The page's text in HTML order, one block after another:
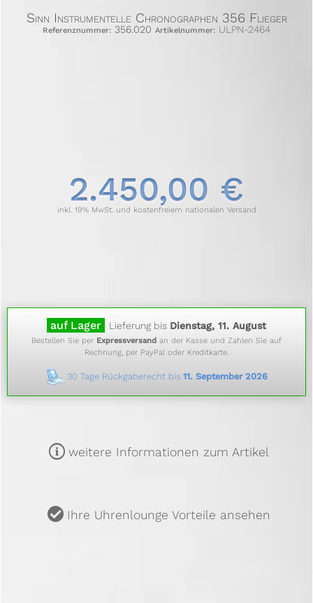
Sinn Instrumentelle Chronographen 356 Flieger
Referenznummer: 356.020 Artikelnummer: ULPN-2464
2.450,00 €
inkl. 19% MwSt. und kostenfreiem nationalen Versand
auf Lager Lieferung bis Dienstag, 11. August
Bestellen Sie per Expressversand an der Kasse und Zahlen Sie auf
Rechnung, per PayPal oder Kreditkarte.
30 Tage Rückgaberecht bis 11. September 2026
m weitere Informationen zum Artikel
u Ihre Uhrenlounge Vorteile ansehen